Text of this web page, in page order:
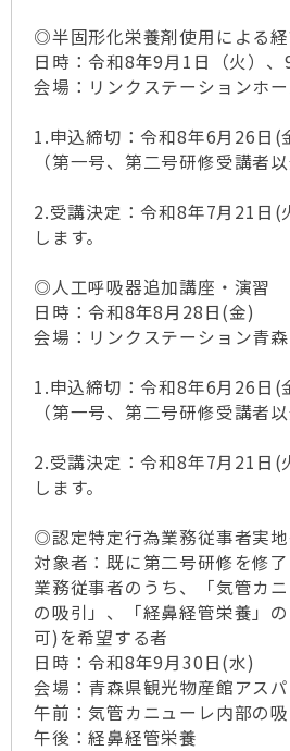
◎半固形化栄養剤使用による
日時：令和8年9月1日（火）、
会場：リンクステーションホー
1.申込締切：令和8年6月26日(
（第一号、第二号研修受講者以
2.受講決定：令和8年7月21日(
します。
◎人工呼吸器追加講座・演習
日時：令和8年8月28日(金)
会場：リンクステーション青森
1.申込締切：令和8年6月26日(
（第一号、第二号研修受講者以
2.受講決定：令和8年7月21日(
します。
◎認定特定行為業務従事者実
対象者：既に第二号研修を修
業務従事者のうち、「気管カ
の吸引」、「経鼻経管栄養」
可)を希望する者
日時：令和8年9月30日(水)
会場：青森県観光物産館アス
午前：気管カニューレ内部の
午後：経鼻経管栄養